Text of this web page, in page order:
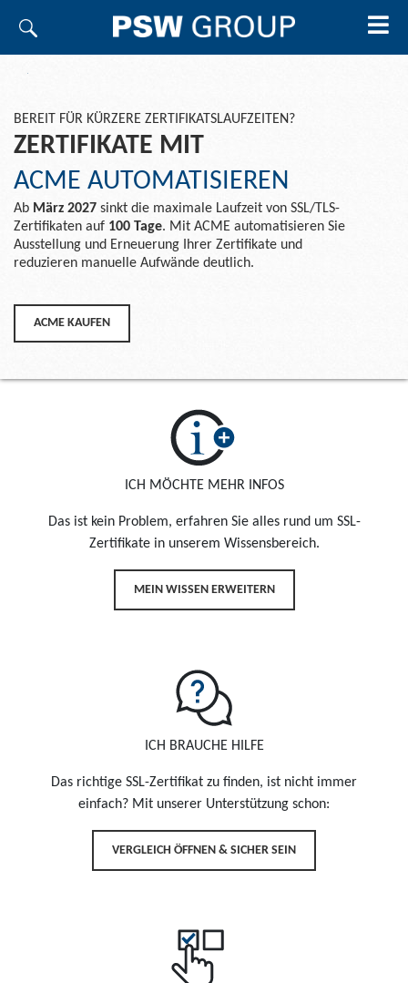
BEREIT FÜR KÜRZERE ZERTIFIKATSLAUFZEITEN?
ZERTIFIKATE MIT
ACME AUTOMATISIEREN
Ab März 2027 sinkt die maximale Laufzeit von SSL/TLS-
Zertifikaten auf 100 Tage. Mit ACME automatisieren Sie
Ausstellung und Erneuerung Ihrer Zertifikate und
reduzieren manuelle Aufwände deutlich.
ACME KAUFEN
ICH MÖCHTE MEHR INFOS
Das ist kein Problem, erfahren Sie alles rund um SSL-
Zertifikate in unserem Wissensbereich.
MEIN WISSEN ERWEITERN
ICH BRAUCHE HILFE
Das richtige SSL-Zertifikat zu finden, ist nicht immer
einfach? Mit unserer Unterstützung schon:
VERGLEICH ÖFFNEN & SICHER SEIN